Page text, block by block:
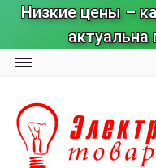
Низкие цены –